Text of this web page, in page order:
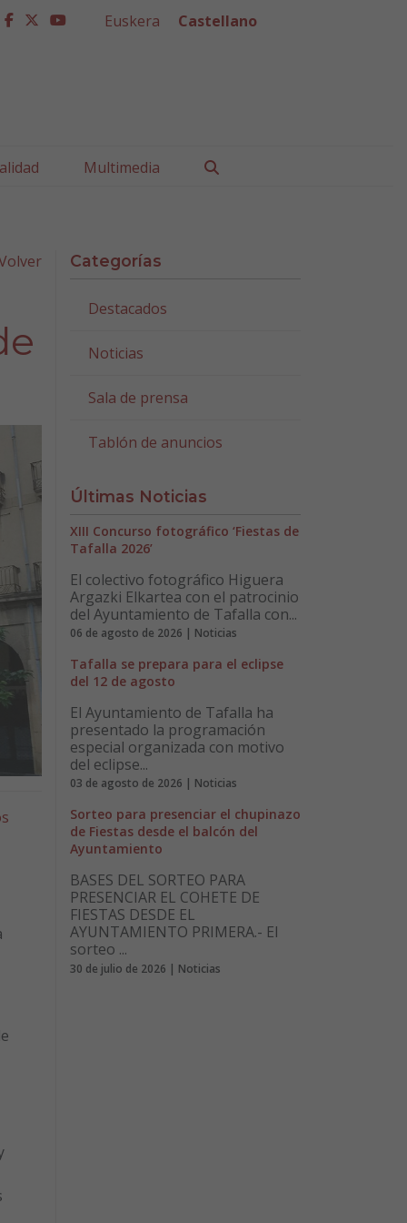
facebook
twitter
youtube
Euskera Castellano
Multimedia
Categorías
Destacados
Noticias
Sala de prensa
Tablón de anuncios
Últimas Noticias
XIII Concurso fotográfico ‘Fiestas de
Tafalla 2026’
El colectivo fotográfico Higuera
Argazki Elkartea con el patrocinio
del Ayuntamiento de Tafalla con...
06 de agosto de 2026 | Noticias
Tafalla se prepara para el eclipse
del 12 de agosto
El Ayuntamiento de Tafalla ha
presentado la programación
especial organizada con motivo
del eclipse...
03 de agosto de 2026 | Noticias
Sorteo para presenciar el chupinazo
de Fiestas desde el balcón del
Ayuntamiento
BASES DEL SORTEO PARA
PRESENCIAR EL COHETE DE
FIESTAS DESDE EL
AYUNTAMIENTO PRIMERA.- El
sorteo ...
30 de julio de 2026 | Noticias